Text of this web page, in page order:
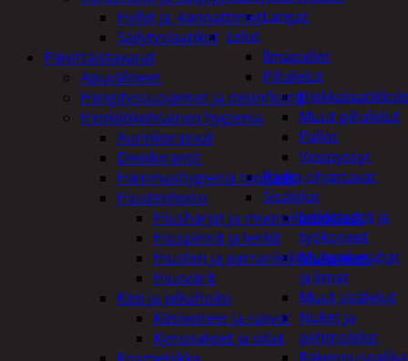
Langat
Lelut
Ilmapallot
Pihalelut
Muut pihalelut
Pallot
Vesipyssyt
Radio-ohjattavat
Sisälelut
Leikkiautot ja
työkoneet
Muovailuvahat
ja limat
Muut sisälelut
Nuket ja
pehmolelut
Hyllyt ja -kannattimet
Säilytyslaatikot
Päivittäistavarat
Apuvälineet
Hengityssuojaimet ja desinfiointi
Henkilökohtainen hygienia
Aurinkorasvat
Deodorantit
Hammashygienia tuotteet
Hiustenhoito
Hiusharjat ja muotoilutuotteet
Hiuspinnit ja lenkit
Hiusten ja parranleikkuukoneet
Hiusvärit
Käsi ja jalkahoito
Käsivoiteet ja rasvat
Kynsisakset ja viilat